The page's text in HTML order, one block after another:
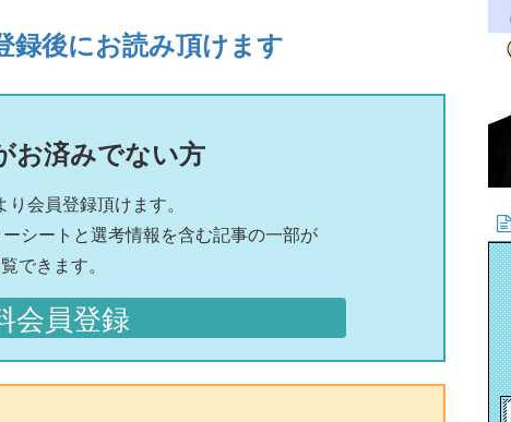
後にお読み頂けます
お済みでない方
会員登録頂けます。
シートと選考情報を含む記事の一部が
できます。
会員登録